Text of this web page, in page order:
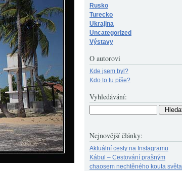
Rusko
Turecko
Ukrajina
Uncategorized
Výstavy
O autorovi
Kde jsem byl?
Kdo to tu píše?
Vyhledávání:
Nejnovější články:
Aktuální cesty na Instagramu
Kábul – Cestování prašným
chaosem nechtěného kouta světa